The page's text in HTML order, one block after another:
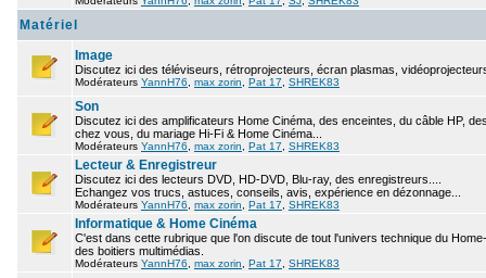
Matériel
Image
Discutez ici des téléviseurs, rétroprojecteurs, écran plasmas,
Modérateurs YannH76 max zorin Pat 17 SHREK83
Son
Discutez ici des amplificateurs Home Cinéma, des enceintes, du câble HP,
chez vous, du mariage Hi-Fi & Home Cinéma...
Modérateurs YannH76 max zorin Pat 17 SHREK83
Lecteur & Enregistreur
Discutez ici des lecteurs DVD, HD-DVD, Blu-ray, des enregistreurs....
Echangez vos trucs, astuces, conseils, avis, expérience en dézonnage...
Modérateurs YannH76 max zorin Pat 17 SHREK83
Informatique & Home Cinéma
C'est dans cette rubrique que l'on discute de tout l'univers technique du
des boitiers multimédias.
Modérateurs YannH76 max zorin Pat 17 SHREK83